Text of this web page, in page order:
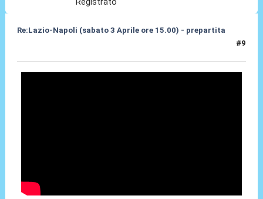
Re:Lazio-Napoli (sabato 3 Aprile ore 15.00) - prepartita
#9